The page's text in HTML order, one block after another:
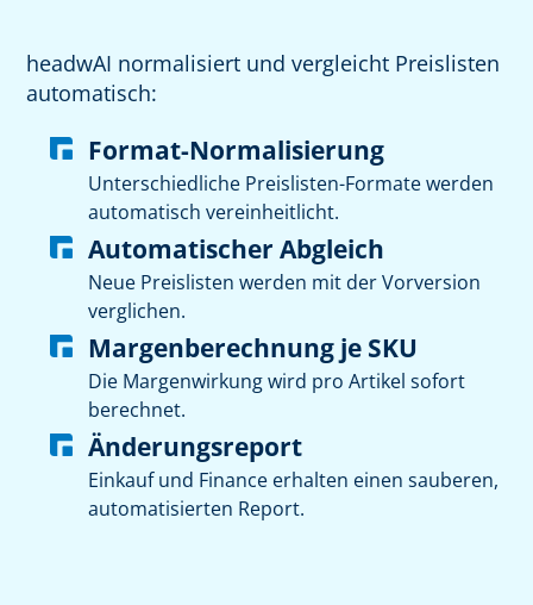
headwAI normalisiert und vergleicht Preislisten
automatisch:
Format-Normalisierung
Unterschiedliche Preislisten-Formate werden
automatisch vereinheitlicht.
Automatischer Abgleich
Neue Preislisten werden mit der Vorversion
verglichen.
Margenberechnung je SKU
Die Margenwirkung wird pro Artikel sofort
berechnet.
Änderungsreport
Einkauf und Finance erhalten einen sauberen,
automatisierten Report.